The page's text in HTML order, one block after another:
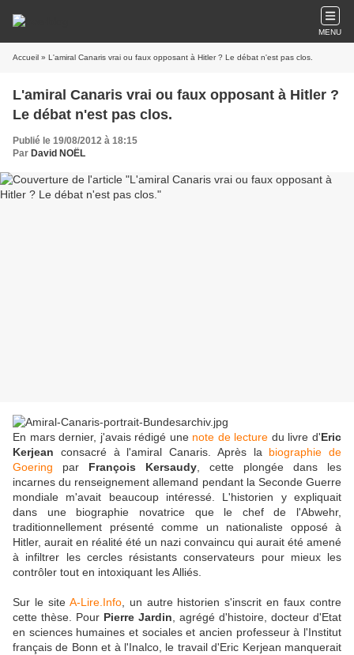
MENU
Accueil » L'amiral Canaris vrai ou faux opposant à Hitler ? Le débat n'est pas clos.
L'amiral Canaris vrai ou faux opposant à Hitler ?
Le débat n'est pas clos.
Publié le 19/08/2012 à 18:15
Par David NOËL
En mars dernier, j'avais rédigé une note de lecture du livre d'Eric
Kerjean consacré à l'amiral Canaris. Après la biographie de
Goering par François Kersaudy , cette plongée dans les
incarnes du renseignement allemand pendant la Seconde Guerre
mondiale m'avait beaucoup intéressé. L'historien y expliquait
dans une biographie novatrice que le chef de l'Abwehr,
traditionnellement présenté comme un nationaliste opposé à
Hitler, aurait en réalité été un nazi convaincu qui aurait été amené
à infiltrer les cercles résistants conservateurs pour mieux les
contrôler tout en intoxiquant les Alliés.
Sur le site A-Lire.Info, un autre historien s'inscrit en faux contre
cette thèse. Pour Pierre Jardin , agrégé d'histoire, docteur d'Etat
en sciences humaines et sociales et ancien professeur à l'Institut
français de Bonn et à l'Inalco, le travail d'Eric Kerjean manquerait